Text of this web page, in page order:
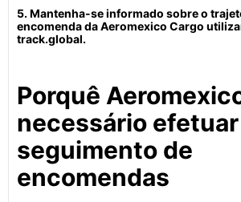
5. Mantenha-se informado sobre o
encomenda da Aeromexico Cargo
track.global.
Porquê
necessário
seguimento de
encomendas